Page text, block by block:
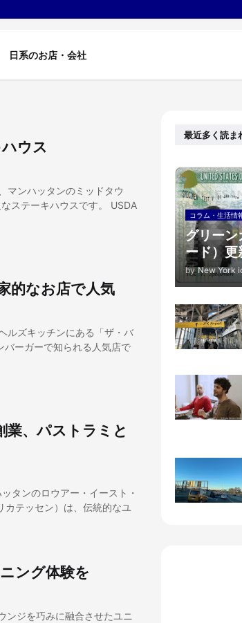
日系のお店・会社
ウス
マンハッタンのミッドタウ
ステーキハウスです。 USDA
的なお店で人気
ルズキッチンにある「ザ・バ
バーガーで知られる人気店で
、パストラミと
タンのロウアー・イースト・
テッセン）は、伝統的なユ
ング体験を
ンジを巧みに融合させたユニ
最近多く読ま
コラム・生活情
グリーン
ード）更
by New York